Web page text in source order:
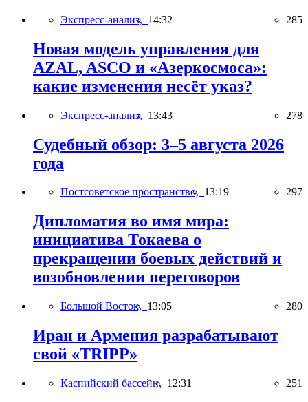
Экспресс-анализ, 14:32 285
Новая модель управления для
AZAL, ASCO и «Азеркосмоса»:
какие изменения несёт указ?
Экспресс-анализ, 13:43 278
Судебный обзор: 3–5 августа 2026
года
Постсоветское пространство, 13:19 297
Дипломатия во имя мира:
инициатива Токаева о
прекращении боевых действий и
возобновлении переговоров
Большой Восток, 13:05 280
Иран и Армения разрабатывают
свой «TRIPP»
Каспийский бассейн, 12:31 251